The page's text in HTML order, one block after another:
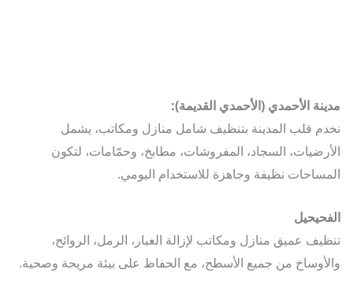
الأحمدي (الأحمدي القديمة):
قلب المدينة بتنظيف شامل منازل ومكاتب، يشمل
السجاد، المفروشات، مطابخ، وحمّامات، لتكون
نظيفة وجاهزة للاستخدام اليومي.
عميق منازل ومكاتب لإزالة الغبار، الرمل، الروائح،
من جميع الأسطح، مع الحفاظ على بيئة مريحة وصحية.